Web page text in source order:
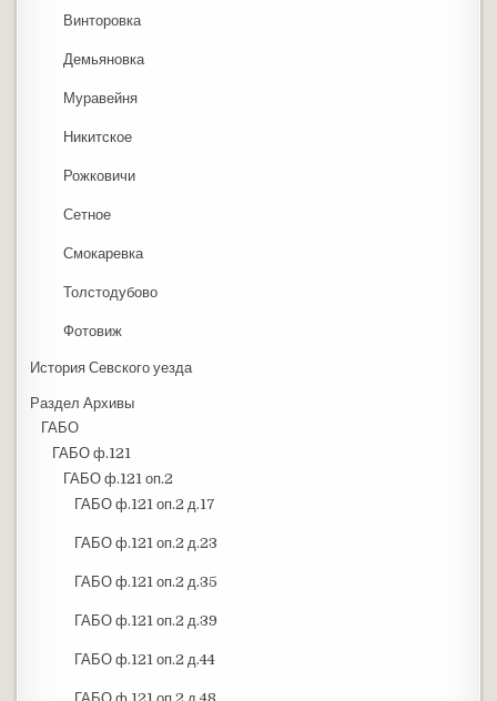
Винторовка
Демьяновка
Муравейня
Никитское
Рожковичи
Сетное
Смокаревка
Толстодубово
Фотовиж
История Севского уезда
Раздел Архивы
ГАБО
ГАБО ф.121
ГАБО ф.121 оп.2
ГАБО ф.121 оп.2 д.17
ГАБО ф.121 оп.2 д.23
ГАБО ф.121 оп.2 д.35
ГАБО ф.121 оп.2 д.39
ГАБО ф.121 оп.2 д.44